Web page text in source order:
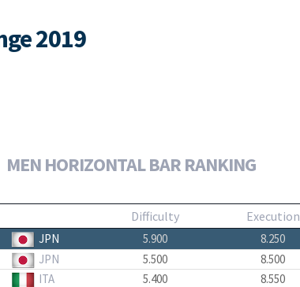
2019
MEN HORIZONTAL BAR RANKING
Difficulty Execution
JPN 5.900 8.250
JPN 5.500 8.500
ITA 5.400 8.550